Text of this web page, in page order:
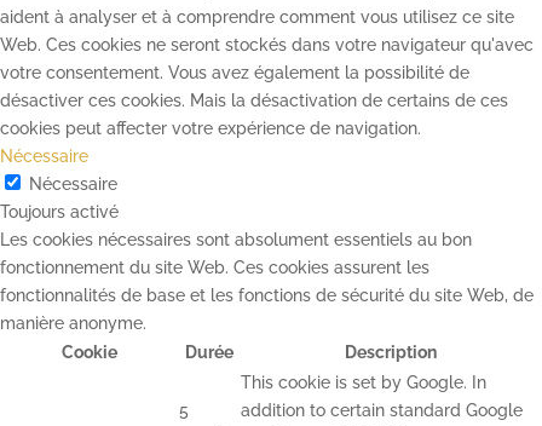
aident à analyser et à comprendre comment vous utilisez ce site
Web. Ces cookies ne seront stockés dans votre navigateur qu'avec
votre consentement. Vous avez également la possibilité de
désactiver ces cookies. Mais la désactivation de certains de ces
cookies peut affecter votre expérience de navigation.
Nécessaire
Nécessaire
Toujours activé
Les cookies nécessaires sont absolument essentiels au bon
fonctionnement du site Web. Ces cookies assurent les
fonctionnalités de base et les fonctions de sécurité du site Web, de
manière anonyme.
Cookie
Durée Description
5
This cookie is set by Google. In
addition to certain standard Google